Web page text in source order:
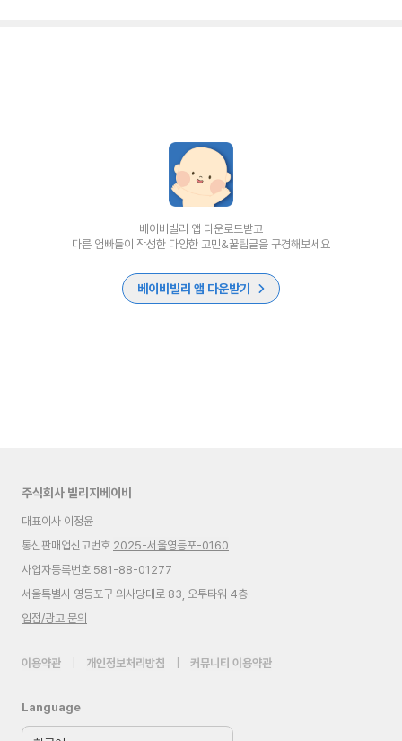
베이비빌리 앱 다운로드받고
다른 엄빠들이 작성한 다양한 고민&꿀팁글을 구경해보세요
베이비빌리 앱 다운받기
주식회사 빌리지베이비
대표이사 이정윤
통신판매업신고번호 2025-서울영등포-0160
사업자등록번호 581-88-01277
서울특별시 영등포구 의사당대로 83, 오투타워 4층
입점/광고 문의
이용약관 개인정보처리방침 커뮤니티 이용약관
Language